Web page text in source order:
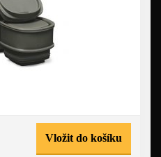
Vložit do košíku